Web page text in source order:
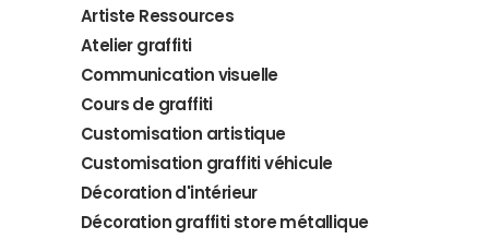
Artiste Ressources
Atelier graffiti
Communication visuelle
Cours de graffiti
Customisation artistique
Customisation graffiti véhicule
Décoration d'intérieur
Décoration graffiti store métallique